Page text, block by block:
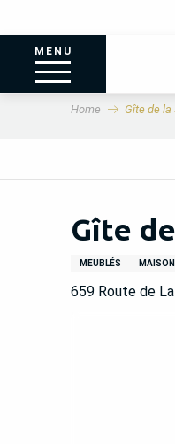
MENU
Home Gîte de la
Gîte
MEUBLÉS MAISON
659 Route de